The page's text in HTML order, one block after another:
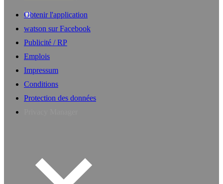
Obtenir l'application
watson sur Facebook
Publicité / RP
Emplois
Impressum
Conditions
Protection des données